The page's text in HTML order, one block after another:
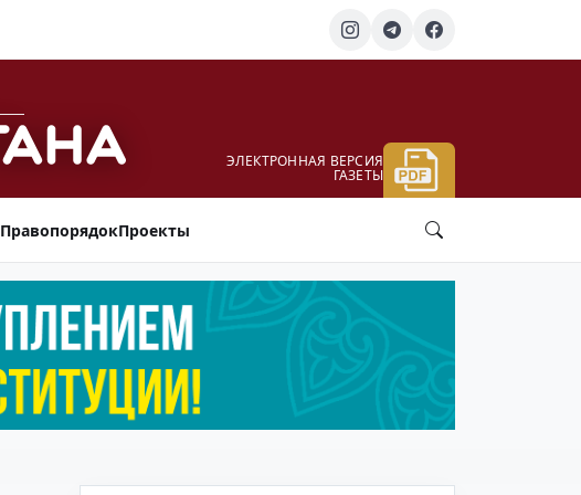
ЭЛЕКТРОННАЯ ВЕРСИЯ
ГАЗЕТЫ
ПравопорядокПроекты